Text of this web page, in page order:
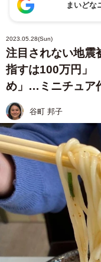
まいどな
2023.05.28(Sun)
注目されない地震
指すは100万円」
め」…ミニチュア
谷町 邦子